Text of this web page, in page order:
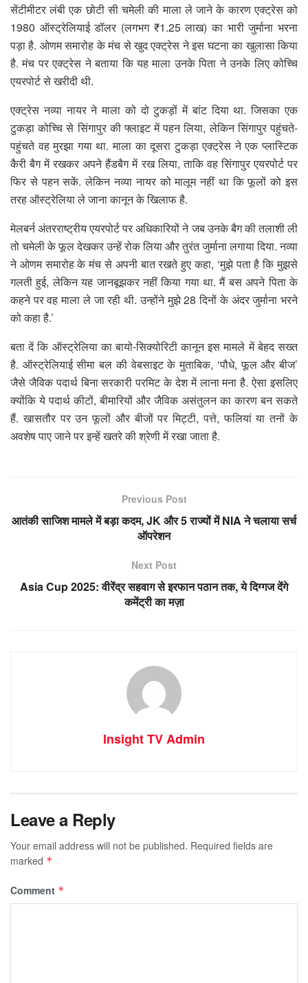
सेंटीमीटर लंबी एक छोटी सी चमेली की माला ले जाने के कारण एक्ट्रेस को
1980 ऑस्ट्रेलियाई डॉलर (लगभग ₹1.25 लाख) का भारी जुर्माना भरना
पड़ा है. ओणम समारोह के मंच से खुद एक्ट्रेस ने इस घटना का खुलासा किया
है. मंच पर एक्ट्रेस ने बताया कि यह माला उनके पिता ने उनके लिए कोच्चि
एयरपोर्ट से खरीदी थी.
एक्ट्रेस नव्या नायर ने माला को दो टुकड़ों में बांट दिया था. जिसका एक
टुकड़ा कोच्चि से सिंगापुर की फ्लाइट में पहन लिया, लेकिन सिंगापुर पहुंचते-
पहुंचते वह मुरझा गया था. माला का दूसरा टुकड़ा एक्ट्रेस ने एक प्लास्टिक
कैरी बैग में रखकर अपने हैंडबैग में रख लिया, ताकि वह सिंगापुर एयरपोर्ट पर
फिर से पहन सकें. लेकिन नव्या नायर को मालूम नहीं था कि फूलों को इस
तरह ऑस्ट्रेलिया ले जाना कानून के खिलाफ है.
मेलबर्न अंतरराष्ट्रीय एयरपोर्ट पर अधिकारियों ने जब उनके बैग की तलाशी ली
तो चमेली के फूल देखकर उन्हें रोक लिया और तुरंत जुर्माना लगाया दिया. नव्या
ने ओणम समारोह के मंच से अपनी बात रखते हुए कहा, ‘मुझे पता है कि मुझसे
गलती हुई, लेकिन यह जानबूझकर नहीं किया गया था. मैं बस अपने पिता के
कहने पर वह माला ले जा रही थी. उन्होंने मुझे 28 दिनों के अंदर जुर्माना भरने
को कहा है.’
बता दें कि ऑस्ट्रेलिया का बायो-सिक्योरिटी कानून इस मामले में बेहद सख्त
है. ऑस्ट्रेलियाई सीमा बल की वेबसाइट के मुताबिक, ‘पौधे, फूल और बीज’
जैसे जैविक पदार्थ बिना सरकारी परमिट के देश में लाना मना है. ऐसा इसलिए
क्योंकि ये पदार्थ कीटों, बीमारियों और जैविक असंतुलन का कारण बन सकते
हैं. खासतौर पर उन फूलों और बीजों पर मिट्टी, पत्ते, फलियां या तनों के
अवशेष पाए जाने पर इन्हें खतरे की श्रेणी में रखा जाता है.
Previous Post
आतंकी साजिश मामले में बड़ा कदम, JK और 5 राज्यों में NIA ने चलाया सर्च
ऑपरेशन
Next Post
Asia Cup 2025: वीरेंद्र सहवाग से इरफान पठान तक, ये दिग्गज देंगे
कमेंट्री का मज़ा
Insight TV Admin
Leave a Reply
Your email address will not be published. Required fields are
marked *
Comment *